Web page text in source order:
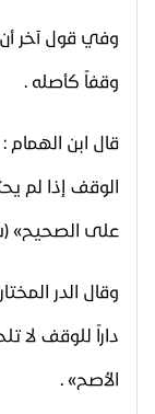
وفي قول آخر
وقفاً كأصله .
قال ابن
الوقف إذا لم
على الصحيح» (شرح
داراً للوقف لا
الأصح» .